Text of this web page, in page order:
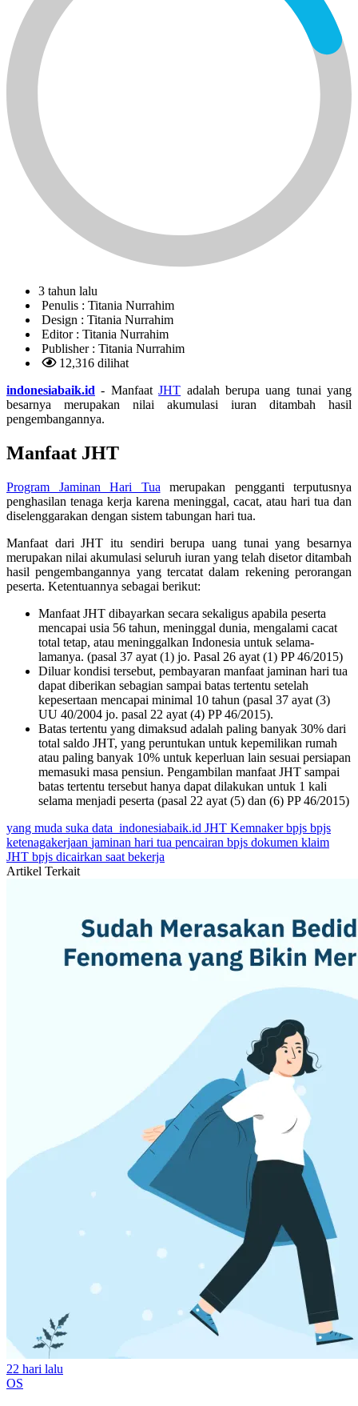
3 tahun lalu
Penulis : Titania Nurrahim
Design : Titania Nurrahim
Editor : Titania Nurrahim
Publisher : Titania Nurrahim
12,316 dilihat
indonesiabaik.id - ManfaatJHT adalah berupa uang tunai yang
besarnya merupakan nilai akumulasi iuran ditambah hasil
pengembangannya.
Manfaat JHT
Program Jaminan Hari Tua merupakan pengganti terputusnya
penghasilan tenaga kerja karena meninggal, cacat, atau hari tua dan
diselenggarakan dengan sistem tabungan hari tua.
Manfaat dari JHT itu sendiri berupa uang tunai yang besarnya
merupakan nilai akumulasi seluruh iuran yang telah disetor ditambah
hasil pengembangannya yang tercatat dalam rekening perorangan
peserta. Ketentuannya sebagai berikut:
Manfaat JHT dibayarkan secara sekaligus apabila peserta
mencapai usia 56 tahun, meninggal dunia, mengalami cacat
total tetap, atau meninggalkan Indonesia untuk selama-
lamanya. (pasal 37 ayat (1) jo. Pasal 26 ayat (1) PP 46/2015)
Diluar kondisi tersebut, pembayaran manfaat jaminan hari tua
dapat diberikan sebagian sampai batas tertentu setelah
kepesertaan mencapai minimal 10 tahun (pasal 37 ayat (3)
UU 40/2004 jo. pasal 22 ayat (4) PP 46/2015).
Batas tertentu yang dimaksud adalah paling banyak 30% dari
total saldo JHT, yang peruntukan untuk kepemilikan rumah
atau paling banyak 10% untuk keperluan lain sesuai persiapan
memasuki masa pensiun. Pengambilan manfaat JHT sampai
batas tertentu tersebut hanya dapat dilakukan untuk 1 kali
selama menjadi peserta (pasal 22 ayat (5) dan (6) PP 46/2015)
yang muda suka data indonesiabaik.id JHT Kemnakerbpjs bpjs
ketenagakerjaan jaminan hari tua pencairan bpjs dokumen klaim
JHT bpjs dicairkan saat bekerja
Artikel Terkait
22 hari lalu
OS